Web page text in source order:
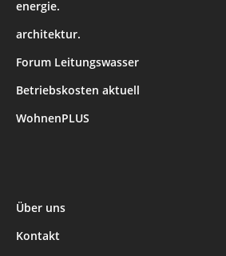
energie.
architektur.
Forum Leitungswasser
Betriebskosten aktuell
WohnenPLUS
Über uns
Kontakt